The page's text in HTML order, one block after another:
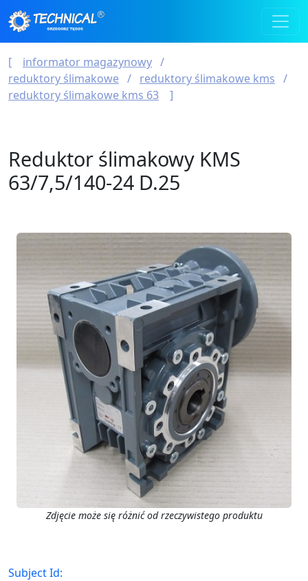
informator magazynowy
reduktory ślimakowe
reduktory ślimakowe kms
reduktory ślimakowe kms 63
Reduktor ślimakowy KMS
63/7,5/140-24 D.25
Zdjęcie może się różnić od rzeczywistego produktu
Subject Id: